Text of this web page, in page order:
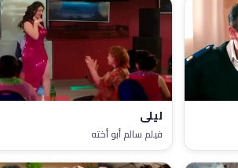
ليلى
فيلم سالم أبو أخته